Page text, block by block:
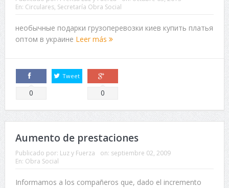
En: Circulares, Secretaría Obra Social
необычные подарки грузоперевозки киев купить платья
оптом в украине Leer más
Comparte
0
Tweet
Comparte
0
Aumento de prestaciones
Publicado por: Luz y Fuerza on: septiembre 02, 2009
En: Obra Social
Informamos a los compañeros que, dado el incremento